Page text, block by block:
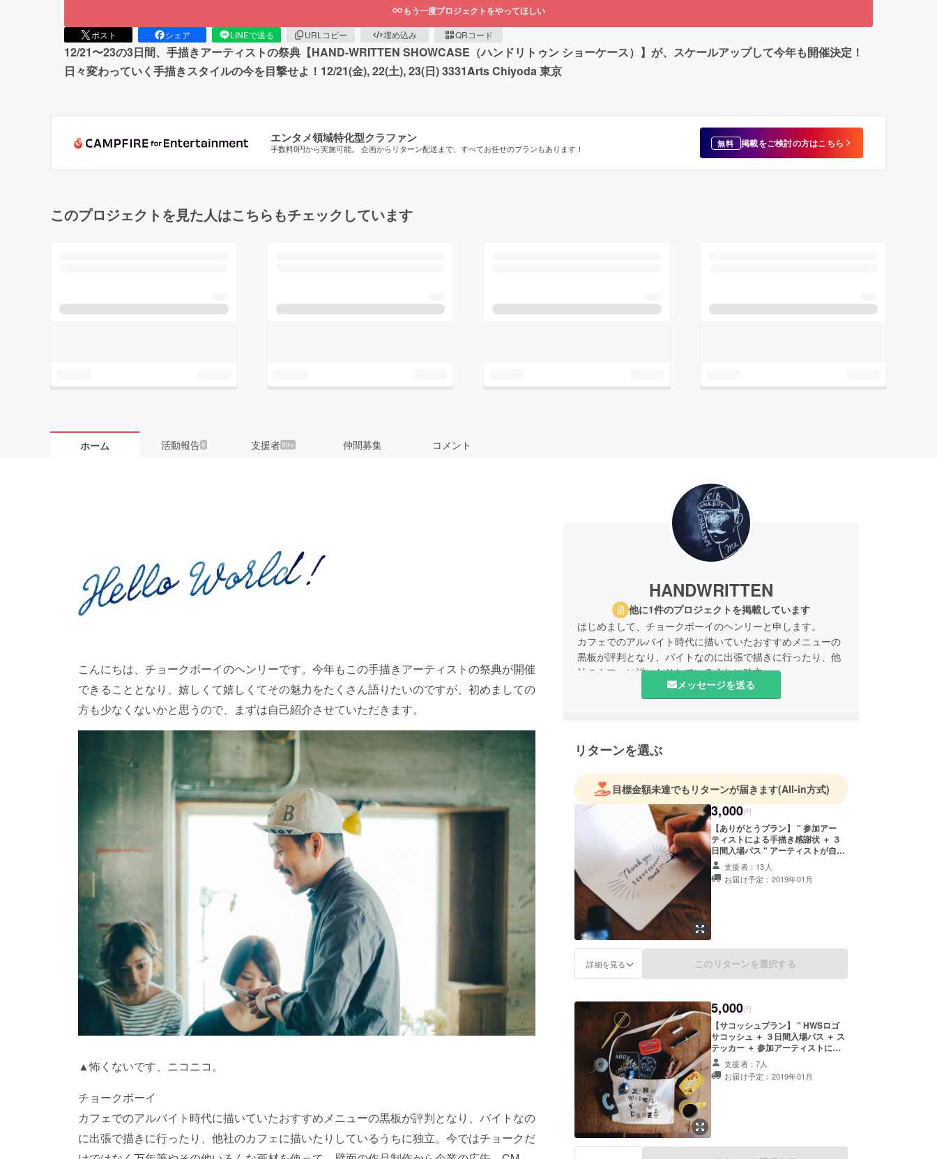
もう一度プロジェクトをやってほしい
ポスト シェア LINEで送る URLコピー 埋め込み QRコード
12/21〜23の3日間、手描きアーティストの祭典【HAND-WRITTEN SHOWCASE（ハンドリトゥン ショーケース）】が、スケールアップして今年も開催決定！
日々変わっていく手描きスタイルの今を目撃せよ！12/21(金), 22(土), 23(日) 3331Arts Chiyoda 東京
エンタメ領域特化型クラファン
手数料0円から実施可能。 企画からリターン配送まで、すべてお任せのプランもあります！ 無料 掲載をご検討の方はこちら
このプロジェクトを見た人はこちらもチェックしています
ホーム 活動報告6 支援者99+ 仲間募集 コメント
こんにちは、チョークボーイのヘンリーです。今年もこの手描きアーティストの祭典が開催
できることとなり、嬉しくて嬉しくてその魅力をたくさん語りたいのですが、初めましての
方も少なくないかと思うので、まずは自己紹介させていただきます。
▲怖くないです、ニコニコ。
チョークボーイ
カフェでのアルバイト時代に描いていたおすすめメニューの黒板が評判となり、バイトなの
に出張で描きに行ったり、他社のカフェに描いたりしているうちに独立。今ではチョークだ
HANDWRITTEN
他に1件のプロジェクトを掲載しています
はじめまして、チョークボーイのヘンリーと申します。
カフェでのアルバイト時代に描いていたおすすめメニューの
黒板が評判となり、バイトなのに出張で描きに行ったり、他
社のカフェに描いたりしているうちに独立。
今ではチョークだけでは無く万年筆やその他いろんな画材を
作など本当に幅広く仕事をさせていただいています。
ばれません。
今回、素敵な手描きのアーティストを集めた【ハンド-リトゥ
ン ショーケース】というイベントを10/13(金)、14(土)、
15(日)の期間に代官山birdで開催するために、このプロジェ
クトを立ち上げました。
■履歴書
2013 チョークボーイを名乗り始める。働いていたカフェを
始め系列店などの黒板を描く。
2014 ABOUT LIFE COFFEE BREWERS（渋谷）、
FOOD&COMPANY（学芸大学）など、知り合い始めた友人
達のお店に描く。
2015 初個展「FOODIE!」をギャラリーROCKET（原宿）で
開催。この頃にはワークショップなどを積極的に開催してお
り、書籍化のお話をいただく。
カフェ THE CUPS（名古屋）、ベーカリー foodscape!（大
阪・福島）などを手がける。
2016 著書「すばらしき手描きの世界（主婦の友社）」が出
版。引き続き描きまくりで全国で出版記念イベントとワーク
ショップを開催。
KIRIN HARD CIDREなどの広告仕事が増え始める。
メッセージを送る
リターンを選ぶ
目標金額未達でもリターンが届きます(All-in方式)
3,000円
【ありがとうプラン】 " 参加アー
ティストによる手描き感謝状 ＋ ３
日間入場パス " アーティストが自身
のスタイルで、１枚１枚丁寧に時に
大胆に、ありがとうの思いを込めて
感謝の言葉をしたためます！ 【備
します。
支援者：13人
お届け予定：2019年01月
詳細を見る このリターンを選択する
5,000円
【サコッシュプラン】 " HWSロゴ
サコッシュ ＋ ３日間入場パス ＋ ス
テッカー ＋ 参加アーティストによ
る手描き感謝状 " A5ノートも入る、
とてもいいサイズ感のHWSロゴサ
コッシュです。キャンバス地で洗濯
ストの指名はできません。 ・サコッ
支援者：7人
お届け予定：2019年01月